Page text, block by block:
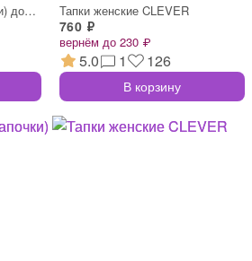
Туфли комнатные (тапочки) домашние женск Тапки женские CLEVER
760 ₽
вернём до 230 ₽
5.0 1 126
В корзину